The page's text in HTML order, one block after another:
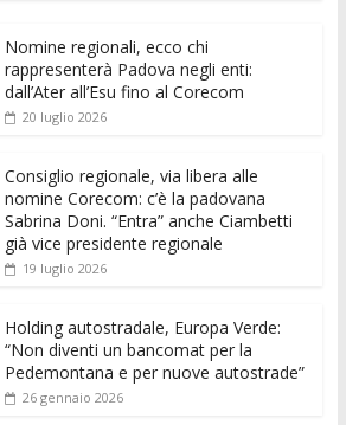
l s
A
p
p
ss
e
n
er
di
t
k
e
dI
di
vi
Nomine regionali, ecco chi
rappresenterà Padova negli enti:
dall’Ater all’Esu fino al Corecom
20 luglio 2026
Consiglio regionale, via libera alle
nomine Corecom: c’è la padovana
Sabrina Doni. “Entra” anche Ciambetti
già vice presidente regionale
19 luglio 2026
Holding autostradale, Europa Verde:
“Non diventi un bancomat per la
Pedemontana e per nuove autostrade”
26 gennaio 2026